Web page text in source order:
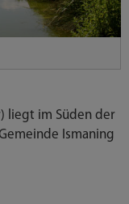
liegt im Süden der
Ismaning